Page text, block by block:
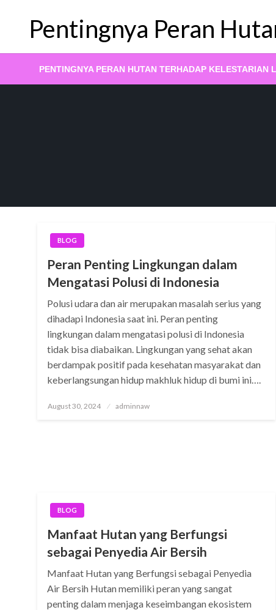
contentPentingnya Peran
PENTINGNYA PERAN HUTAN TERHADAP KELESTARIAN
BLOG
Peran Penting Lingkungan dalam
Mengatasi Polusi di Indonesia
Polusi udara dan air merupakan masalah serius yang
dihadapi Indonesia saat ini. Peran penting
lingkungan dalam mengatasi polusi di Indonesia
tidak bisa diabaikan. Lingkungan yang sehat akan
berdampak positif pada kesehatan masyarakat dan
keberlangsungan hidup makhluk hidup di bumi ini….
Posted
August 30, 2024 adminnaw
BLOG
Manfaat Hutan yang Berfungsi
sebagai Penyedia Air Bersih
Manfaat Hutan yang Berfungsi sebagai Penyedia
Air Bersih Hutan memiliki peran yang sangat
penting dalam menjaga keseimbangan ekosistem